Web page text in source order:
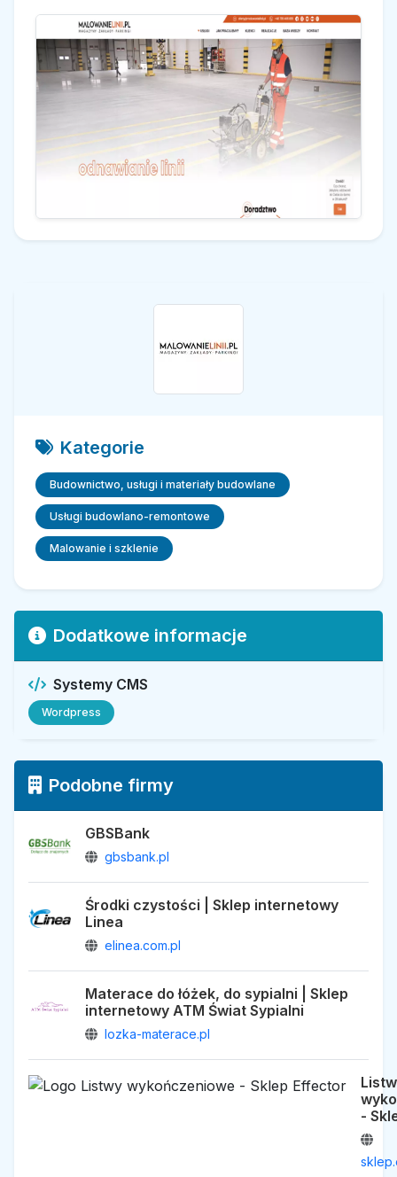
Kategorie
Budownictwo, usługi i materiały budowlane
Usługi budowlano-remontowe
Malowanie i szklenie
Dodatkowe informacje
Systemy CMS
Wordpress
Podobne firmy
GBSBank
gbsbank.pl
Środki czystości | Sklep internetowy
Linea
elinea.com.pl
Materace do łóżek, do sypialni | Sklep
internetowy ATM Świat Sypialni
lozka-materace.pl
-